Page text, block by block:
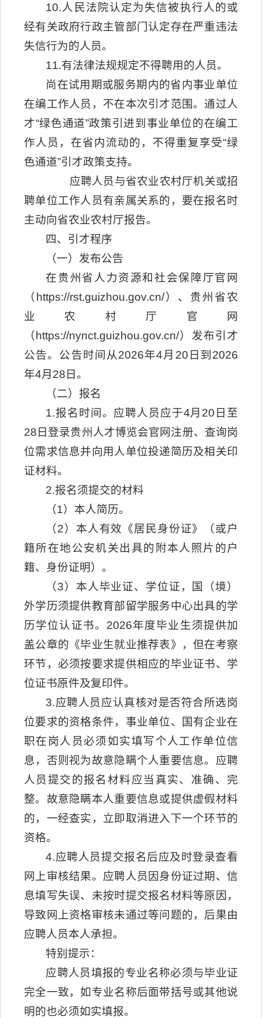
10.人民法院认定为失信被执行人的或
经有关政府行政主管部门认定存在严重违法
失信行为的人员。
11.有法律法规规定不得聘用的人员。
尚在试用期或服务期内的省内事业单位
在编工作人员，不在本次引才范围。通过人
才“绿色通道”政策引进到事业单位的在编工
作人员，在省内流动的，不得重复享受“绿
色通道”引才政策支持。
应聘人员与省农业农村厅机关或招
聘单位工作人员有亲属关系的，要在报名时
主动向省农业农村厅报告。
四、引才程序
（一）发布公告
在贵州省人力资源和社会保障厅官网
（https://rst.guizhou.gov.cn/）、贵州省农
业农村厅官网
（https://nynct.guizhou.gov.cn/）发布引才
公告。公告时间从2026年4月20日到2026
年4月28日。
（二）报名
1.报名时间。应聘人员应于4月20日至
28日登录贵州人才博览会官网注册、查询岗
位需求信息并向用人单位投递简历及相关印
证材料。
2.报名须提交的材料
（1）本人简历。
（2）本人有效《居民身份证》（或户
籍所在地公安机关出具的附本人照片的户
籍、身份证明）。
（3）本人毕业证、学位证，国（境）
外学历须提供教育部留学服务中心出具的学
历学位认证书。2026年度毕业生须提供加
盖公章的《毕业生就业推荐表》，但在考察
环节，必须按要求提供相应的毕业证书、学
位证书原件及复印件。
3.应聘人员应认真核对是否符合所选岗
位要求的资格条件，事业单位、国有企业在
职在岗人员必须如实填写个人工作单位信
息，否则视为故意隐瞒个人重要信息。应聘
人员提交的报名材料应当真实、准确、完
整。故意隐瞒本人重要信息或提供虚假材料
的，一经查实，立即取消进入下一个环节的
资格。
4.应聘人员提交报名后应及时登录查看
网上审核结果。应聘人员因身份证过期、信
息填写失误、未按时提交报名材料等原因，
导致网上资格审核未通过等问题的，后果由
应聘人员本人承担。
特别提示：
应聘人员填报的专业名称必须与毕业证
完全一致，如专业名称后面带括号或其他说
明的也必须如实填报。